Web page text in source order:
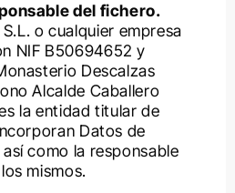
del fichero.
o cualquier empresa
NIF B50694652 y
Descalzas
Alcalde Caballero
la entidad titular de
Datos de
como la responsable
mismos.